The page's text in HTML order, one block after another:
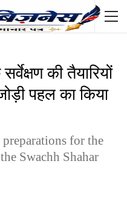
की तैयारियों
पहल का किया
for the
Swachh Shahar